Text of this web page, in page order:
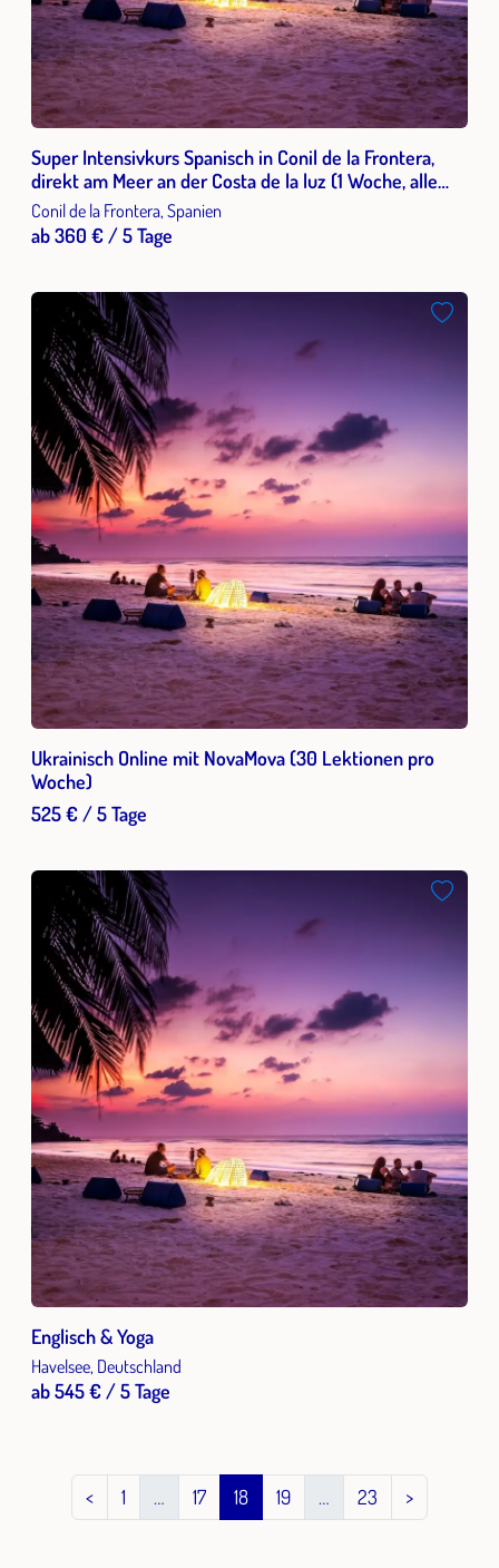
Super Intensivkurs Spanisch in Conil de la Frontera,
direkt am Meer an der Costa de la luz (1 Woche, alle
Sprachlevel)
Conil de la Frontera, Spanien
ab 360 € / 5 Tage
Ukrainisch Online mit NovaMova (30 Lektionen pro
Woche)
525 € / 5 Tage
Englisch & Yoga
Havelsee, Deutschland
ab 545 € / 5 Tage
< 1 … 17 18 19 … 23 >